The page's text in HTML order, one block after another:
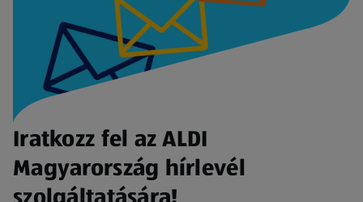
Iratkozz fel az ALDI
Magyarország hírlevél